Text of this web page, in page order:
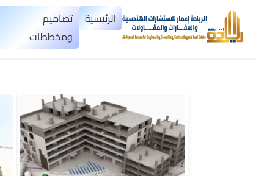
الرئيسية
تصاميم
ومخططات
×